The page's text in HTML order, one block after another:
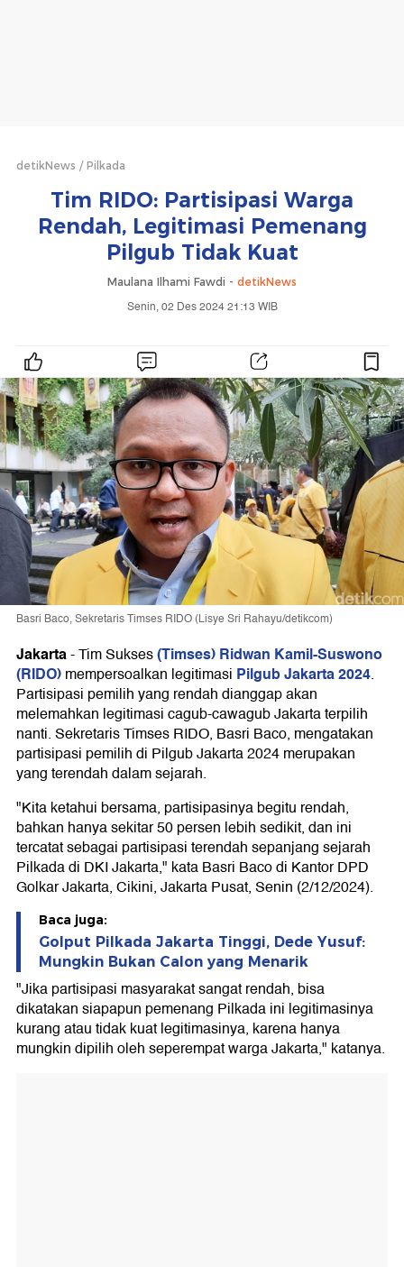
detikNews Pilkada
Tim RIDO: Partisipasi Warga
Rendah, Legitimasi Pemenang
Pilgub Tidak Kuat
Maulana Ilhami Fawdi - detikNews
Senin, 02 Des 2024 21:13 WIB
Basri Baco, Sekretaris Timses RIDO (Lisye Sri Rahayu/detikcom)
Jakarta-Tim Sukses(Timses) Ridwan Kamil-Suswono
(RIDO)mempersoalkan legitimasi Pilgub Jakarta 2024.
Partisipasi pemilih yang rendah dianggap akan
melemahkan legitimasi cagub-cawagub Jakarta terpilih
nanti. Sekretaris Timses RIDO, Basri Baco, mengatakan
partisipasi pemilih di Pilgub Jakarta 2024 merupakan
yang terendah dalam sejarah.
"Kita ketahui bersama, partisipasinya begitu rendah,
bahkan hanya sekitar 50 persen lebih sedikit, dan ini
tercatat sebagai partisipasi terendah sepanjang sejarah
Pilkada di DKI Jakarta," kata Basri Baco di Kantor DPD
Golkar Jakarta, Cikini, Jakarta Pusat, Senin (2/12/2024).
Baca juga:
Golput Pilkada Jakarta Tinggi, Dede Yusuf:
Mungkin Bukan Calon yang Menarik
"Jika partisipasi masyarakat sangat rendah, bisa
dikatakan siapapun pemenang Pilkada ini legitimasinya
kurang atau tidak kuat legitimasinya, karena hanya
mungkin dipilih oleh seperempat warga Jakarta," katanya.